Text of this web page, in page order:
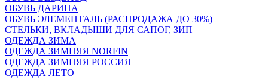
ОБУВЬ ДАРИНА
ОБУВЬ ЭЛЕМЕНТАЛЬ (РАСПРОДАЖА ДО 30%)
СТЕЛЬКИ, ВКЛАДЫШИ ДЛЯ САПОГ, ЗИП
ОДЕЖДА ЗИМА
ОДЕЖДА ЗИМНЯЯ NORFIN
ОДЕЖДА ЗИМНЯЯ РОССИЯ
ОДЕЖДА ЛЕТО